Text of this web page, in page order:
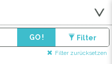
GO ! Filter
Filter zurücksetzen